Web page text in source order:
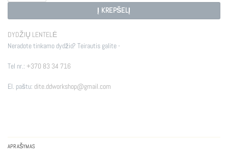
Į KREPŠELĮ
DYDŽIŲ LENTELĖ
Neradote tinkamo dydžio? Teirautis galite -
Tel nr.: +370 83 34 716
El. paštu: dite.ddworkshop@gmail.com
APRAŠYMAS